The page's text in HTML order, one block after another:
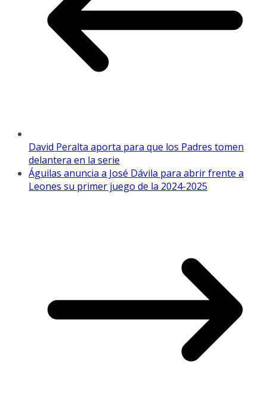
David Peralta aporta para que los Padres tomen
delantera en la serie
Águilas anuncia a José Dávila para abrir frente a
Leones su primer juego de la 2024-2025